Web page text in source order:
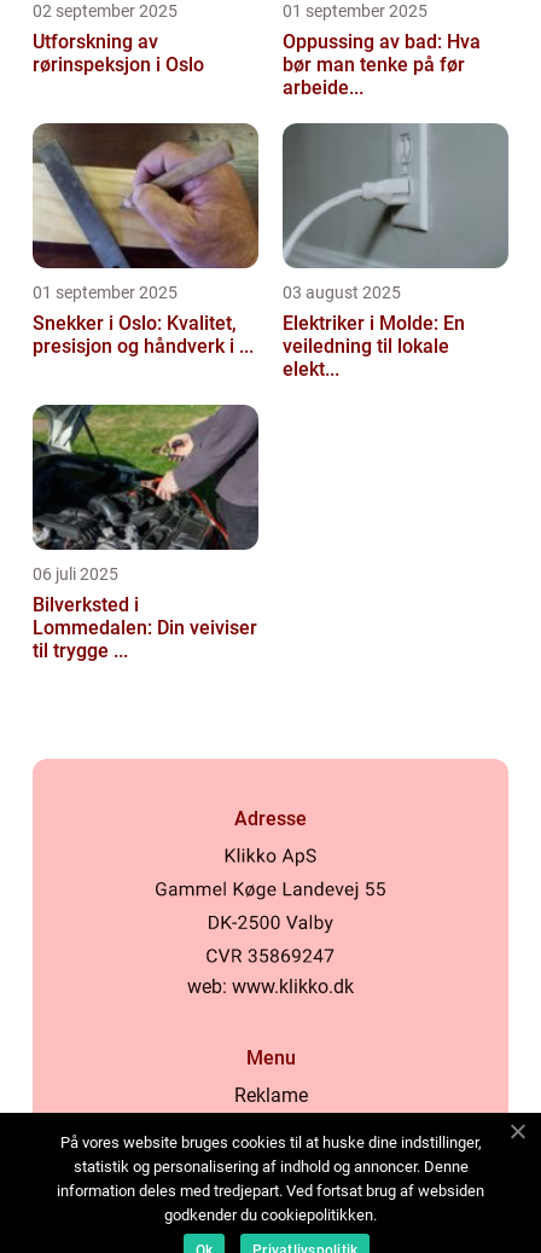
02 september 2025
Utforskning av
rørinspeksjon i Oslo
01 september 2025
Oppussing av bad: Hva
bør man tenke på før
arbeide...
01 september 2025
Snekker i Oslo: Kvalitet,
presisjon og håndverk i ...
03 august 2025
Elektriker i Molde: En
veiledning til lokale
elekt...
06 juli 2025
Bilverksted i
Lommedalen: Din veiviser
til trygge ...
Adresse
web: www.klikko.dk
Menu
Reklame
Cookies
Kontakt Oss
Sitemap
På vores website bruges cookies til at huske dine indstillinger,
statistik og personalisering af indhold og annoncer. Denne
information deles med tredjepart. Ved fortsat brug af websiden
godkender du cookiepolitikken.